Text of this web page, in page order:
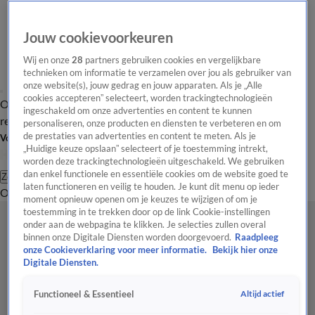
Overzicht Laatste nieuws Regionieuws Het beste van Hart
Tip de
redactie
Volg Hart van Nederland
Zoeken
OverzichtRegioUitzendingenWeerTip de redactiePanelVideo's
Jouw cookievoorkeuren
Wij en onze28 partners gebruiken cookies en vergelijkbare
technieken om informatie te verzamelen over jou als gebruiker van
onze website(s), jouw gedrag en jouw apparaten. Als je „Alle
cookies accepteren” selecteert, worden trackingtechnologieën
ingeschakeld om onze advertenties en content te kunnen
personaliseren, onze producten en diensten te verbeteren en om
de prestaties van advertenties en content te meten. Als je
„Huidige keuze opslaan” selecteert of je toestemming intrekt,
worden deze trackingtechnologieën uitgeschakeld. We gebruiken
dan enkel functionele en essentiële cookies om de website goed te
laten functioneren en veilig te houden. Je kunt dit menu op ieder
moment opnieuw openen om je keuzes te wijzigen of om je
toestemming in te trekken door op de link Cookie-instellingen
onder aan de webpagina te klikken. Je selecties zullen overal
binnen onze Digitale Diensten worden doorgevoerd. Raadpleeg
onze Cookieverklaring voor meer informatie.
Bekijk hier onze
Digitale Diensten.
Functioneel & Essentieel Altijd actief